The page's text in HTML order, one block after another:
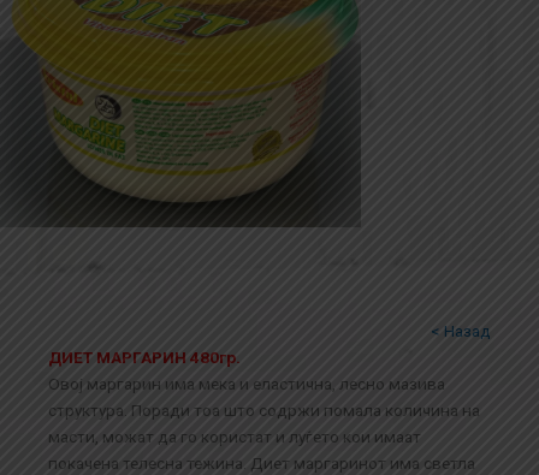
< Назад
ДИЕТ МАРГАРИН 480гр.
Овој маргарин има мека и еластична, лесно мазива
структура. Поради тоа што содржи помала количина на
масти, можат да го користат и луѓето кои имаат
покачена телесна тежина. Диет маргаринот има светла